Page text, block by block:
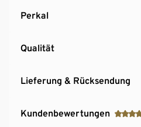
Perkal
Qualität
Lieferung & Rücksendung
Kundenbewertungen